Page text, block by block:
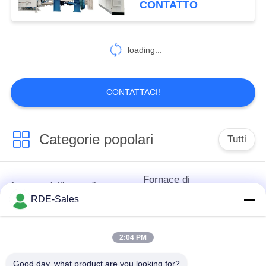
fornace di
ceramica
32
Fornace di alto
vuoto
26
CONTATTO
loading...
CONTATTACI!
Categorie popolari Tutti
fornace dell'anca di
sinterizzazione
Fornace di
sinterizzazione
RDE-Sales
2:04 PM
Good day, what product are you looking for?